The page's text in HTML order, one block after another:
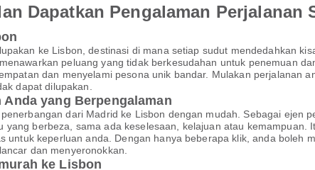
Dapatkan Pengalaman Perjalanan
ke Lisbon, destinasi di mana setiap sudut mendedahkan
peluang yang tidak berkesudahan untuk penemuan
dan menyelami pesona unik bandar. Mulakan perjalanan
dapat dilupakan.
yang Berpengalaman
dari Madrid ke Lisbon dengan mudah. Sebagai ejen
yang berbeza, sama ada keselesaan, kelajuan atau kemampuan.
untuk keperluan anda. Dengan hanya beberapa klik, anda boleh
dan menyeronokkan.
ke Lisbon